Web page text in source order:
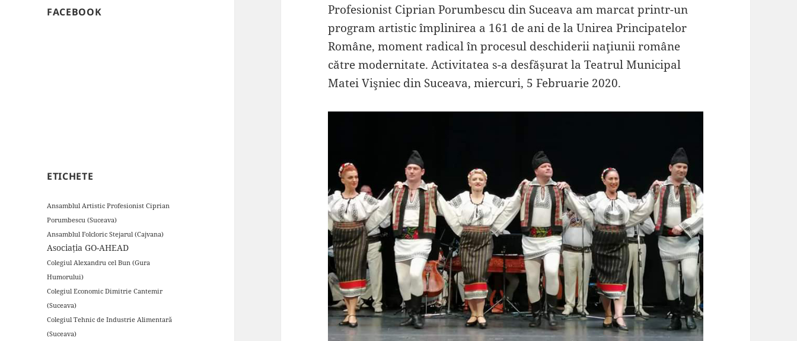
FACEBOOK
ETICHETE
Ansamblul Artistic Profesionist Ciprian
Porumbescu (Suceava)
Ansamblul Folcloric Stejarul (Cajvana)
Asociația GO-AHEAD
Colegiul Alexandru cel Bun (Gura
Humorului)
Colegiul Economic Dimitrie Cantemir
(Suceava)
Colegiul Tehnic de Industrie Alimentară
(Suceava)
Profesionist Ciprian Porumbescu din Suceava am marcat printr-un
program artistic împlinirea a 161 de ani de la Unirea Principatelor
Române, moment radical în procesul deschiderii naţiunii române
către modernitate. Activitatea s-a desfășurat la Teatrul Municipal
Matei Vişniec din Suceava, miercuri, 5 Februarie 2020.